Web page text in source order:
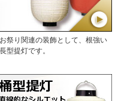
祭り関連の装飾として、根強い
型提灯です。